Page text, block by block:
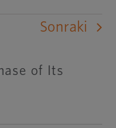
Sonraki
of Its